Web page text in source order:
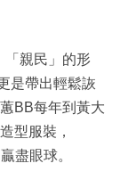
「親民」的形
是帶出輕鬆詼
BB每年到黃大
型服裝，
盡眼球。